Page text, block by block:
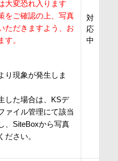
大変恐れ入ります
をご確認の上、写真
ただきますよう、お
す。
り現象が発生しま
した場合は、KSデ
ァイル管理にて該当
、SiteBoxから写真
ださい。
対
応
中